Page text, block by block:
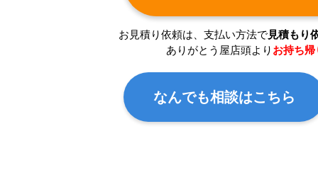
お見積り依頼は、支払い方法で見積もり
ありがとう屋店頭より お持ち帰
なんでも相談はこちら